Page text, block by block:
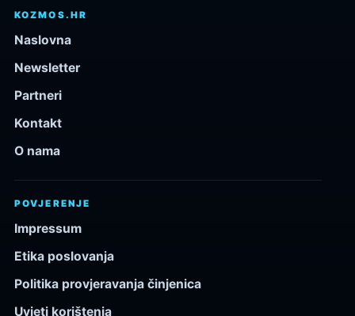
KOZMOS.HR
Naslovna
Newsletter
Partneri
Kontakt
O nama
POVJERENJE
Impressum
Etika poslovanja
Politika provjeravanja činjenica
Uvjeti korištenja